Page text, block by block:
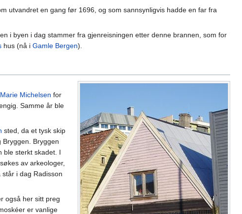
utvandret en gang før 1696, og som sannsynligvis hadde en far fra
i byen i dag stammer fra gjenreisningen etter denne brannen, som for
hus (nå i Gamle Bergen).
Marie Michelsen for
Samme år ble
sted, da et tysk skip
Bryggen
ble sterkt skadet. I
av arkeologer,
i dag Radisson
også her sitt preg
er vanlige